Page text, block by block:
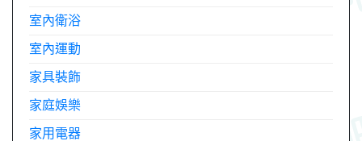
室內衛浴
室內運動
家具裝飾
家庭娛樂
家用電器